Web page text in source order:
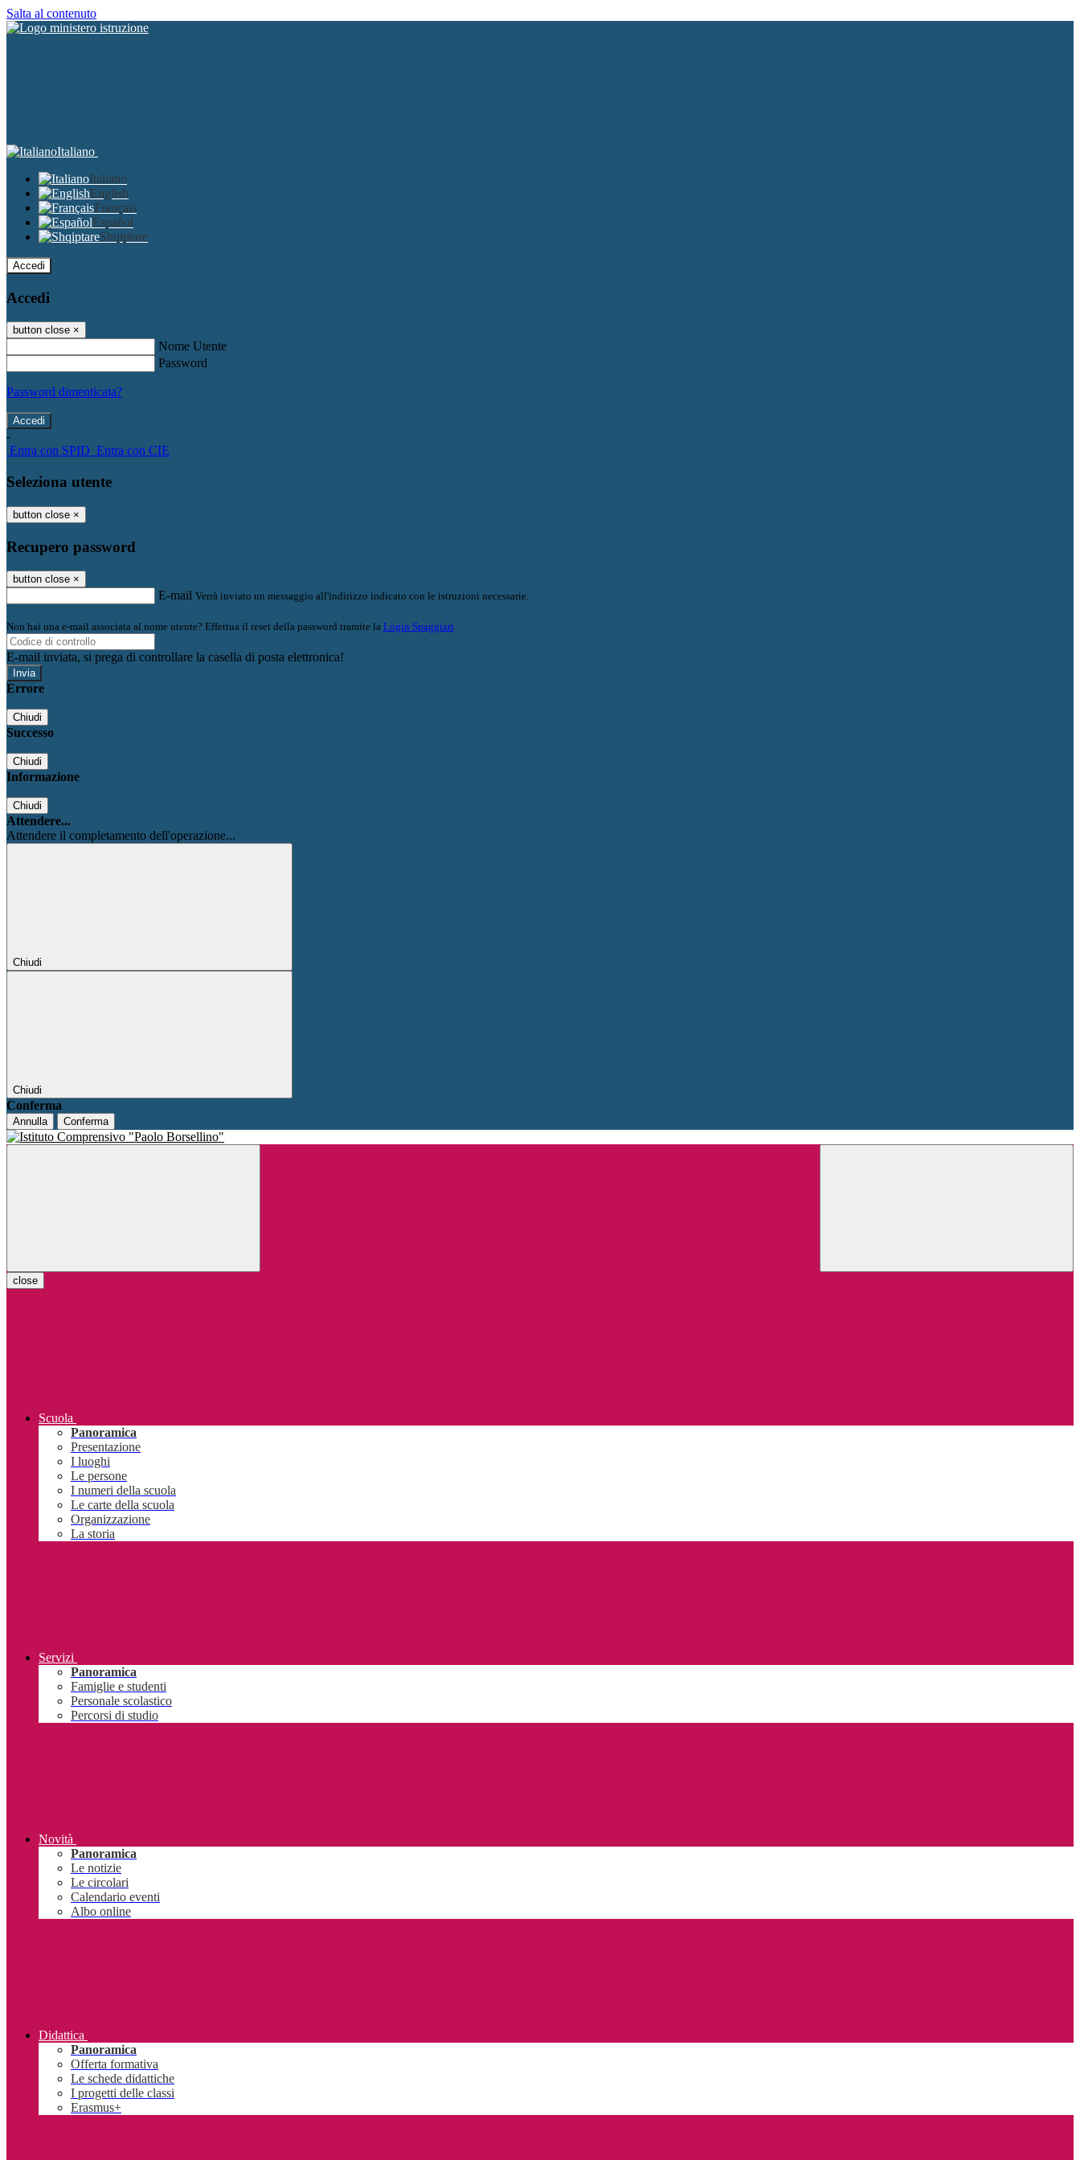
Salta al contenuto
Italiano
Italiano
English
Français
Español
Shqiptare
Accedi
Accedi
button close ×
Nome Utente
Password
Password dimenticata?
-
Entra con SPID Entra con CIE
Seleziona utente
button close ×
Recupero password
button close ×
E-mail Verrà inviato un messaggio all'indirizzo indicato con le istruzioni necessarie.
Non hai una e-mail associata al nome utente? Effettua il reset della password tramite la Login Spaggiari
E-mail inviata, si prega di controllare la casella di posta elettronica!
Errore
Chiudi
Successo
Chiudi
Informazione
Chiudi
Attendere...
Attendere il completamento dell'operazione...
Chiudi
Chiudi
Conferma
Annulla Conferma
close
Scuola
Panoramica
Presentazione
I luoghi
Le persone
I numeri della scuola
Le carte della scuola
Organizzazione
La storia
Servizi
Panoramica
Famiglie e studenti
Personale scolastico
Percorsi di studio
Novità
Panoramica
Le notizie
Le circolari
Calendario eventi
Albo online
Didattica
Panoramica
Offerta formativa
Le schede didattiche
I progetti delle classi
Erasmus+